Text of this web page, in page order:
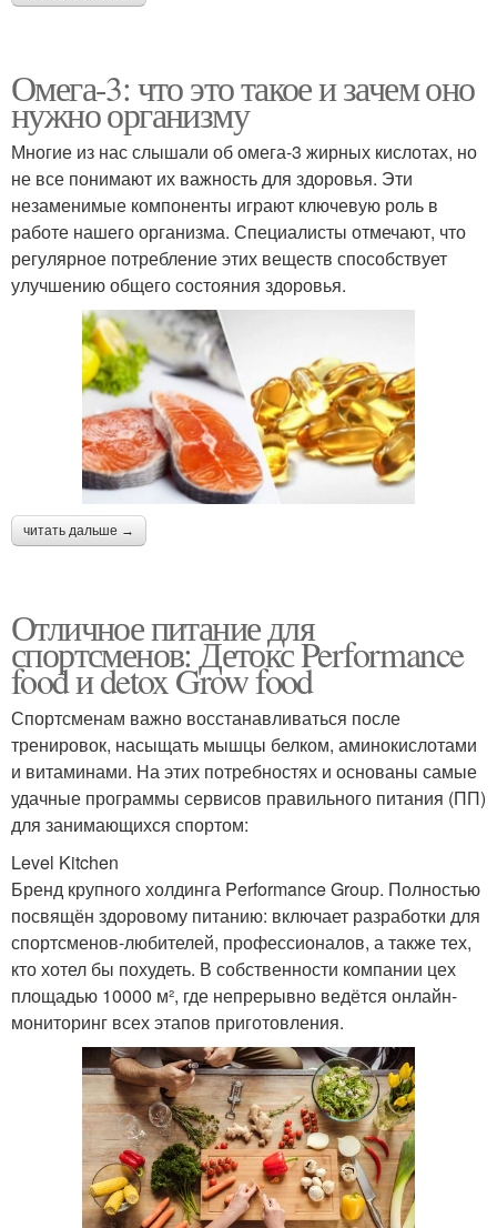
Омега-3: что это такое и зачем оно
нужно организму
Многие из нас слышали об омега-3 жирных кислотах, но
не все понимают их важность для здоровья. Эти
незаменимые компоненты играют ключевую роль в
работе нашего организма. Специалисты отмечают, что
регулярное потребление этих веществ способствует
улучшению общего состояния здоровья.
читать дальше →
Отличное питание для
спортсменов: Детокс Performance
food и detox Grow food
Спортсменам важно восстанавливаться после
тренировок, насыщать мышцы белком, аминокислотами
и витаминами. На этих потребностях и основаны самые
удачные программы сервисов правильного питания (ПП)
для занимающихся спортом:
Level Kitchen
Бренд крупного холдинга Performance Group. Полностью
посвящён здоровому питанию: включает разработки для
спортсменов-любителей, профессионалов, а также тех,
кто хотел бы похудеть. В собственности компании цех
площадью 10000 м², где непрерывно ведётся онлайн-
мониторинг всех этапов приготовления.